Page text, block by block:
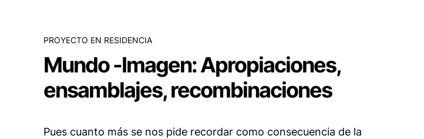
PROYECTO EN RESIDENCIA
Mundo -Imagen: Apropiaciones,
ensamblajes, recombinaciones
Pues cuanto más se nos pide recordar como consecuencia de la